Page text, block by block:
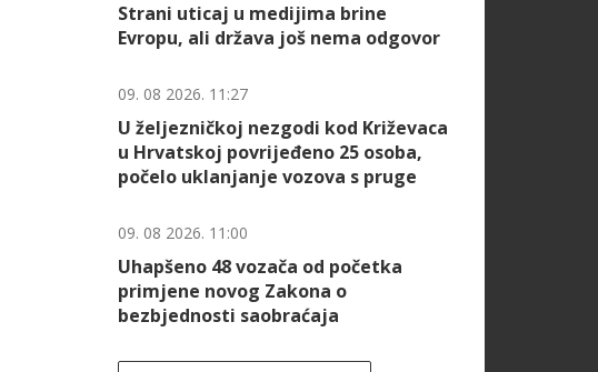
Strani uticaj u medijima brine
Evropu, ali država još nema odgovor
09. 08 2026. 11:27
U željezničkoj nezgodi kod Križevaca
u Hrvatskoj povrijeđeno 25 osoba,
počelo uklanjanje vozova s pruge
09. 08 2026. 11:00
Uhapšeno 48 vozača od početka
primjene novog Zakona o
bezbjednosti saobraćaja